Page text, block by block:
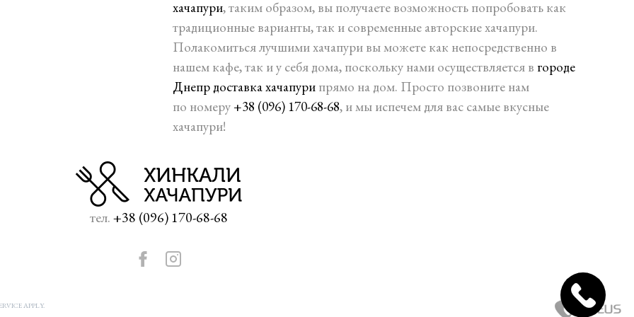
хачапури, таким образом, вы получаете возможность попробовать как
традиционные варианты, так и современные авторские хачапури.
Полакомиться лучшими хачапури вы можете как непосредственно в
нашем кафе, так и у себя дома, поскольку нами осуществляется в городе
Днепр доставка хачапури прямо на дом. Просто позвоните нам
по номеру +38 (096) 170-68-68, и мы испечем для вас самые вкусные
хачапури!
тел.+38 (096) 170-68-68
APPLY.